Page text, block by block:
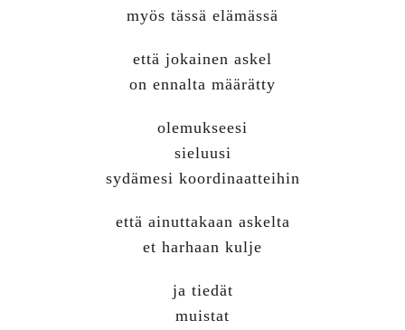
myös tässä elämässä
että jokainen askel
on ennalta määrätty
olemukseesi
sieluusi
sydämesi koordinaatteihin
että ainuttakaan askelta
et harhaan kulje
ja tiedät
muistat